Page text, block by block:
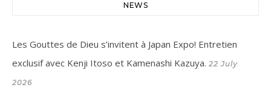
NEWS
Les Gouttes de Dieu s’invitent à Japan Expo! Entretien
exclusif avec Kenji Itoso et Kamenashi Kazuya. 22 July
2026